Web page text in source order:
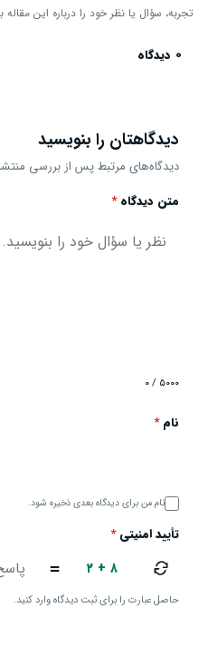
تجربه، سؤال یا نظر خود را درباره این مقاله
0 دیدگاه
دیدگاهتان را بنویسید
دیدگاه‌های مرتبط پس از بررسی
متن دیدگاه*
۰ / ۵۰۰۰
نام*
نام من برای دیدگاه بعدی ذخیره شود.
تأیید امنیتی*
۲ + ۸ =
حاصل عبارت را برای ثبت دیدگاه وارد کنید.